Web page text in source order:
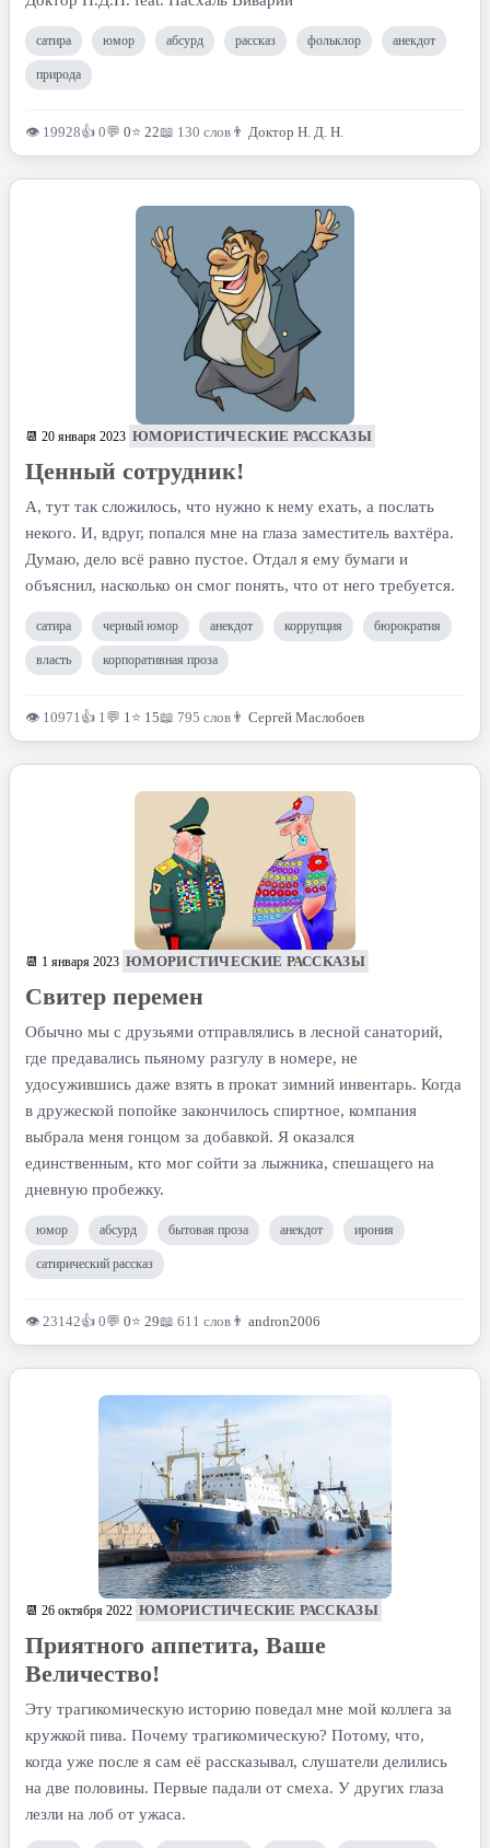
сатира юмор абсурд рассказ фольклор анекдот
природа
👁 19928👍 0💬 0⭐ 22📖 130 слов 👨 Доктор Н. Д. Н.
📆 20 января 2023 ЮМОРИСТИЧЕСКИЕ РАССКАЗЫ
Ценный сотрудник!
А, тут так сложилось, что нужно к нему ехать, а послать
некого. И, вдруг, попался мне на глаза заместитель вахтёра.
Думаю, дело всё равно пустое. Отдал я ему бумаги и
объяснил, насколько он смог понять, что от него требуется.
сатира черный юмор анекдот коррупция бюрократия
власть корпоративная проза
👁 10971👍 1💬 1⭐ 15📖 795 слов 👨 Сергей Маслобоев
📆 1 января 2023 ЮМОРИСТИЧЕСКИЕ РАССКАЗЫ
Свитер перемен
Обычно мы с друзьями отправлялись в лесной санаторий,
где предавались пьяному разгулу в номере, не
удосужившись даже взять в прокат зимний инвентарь. Когда
в дружеской попойке закончилось спиртное, компания
выбрала меня гонцом за добавкой. Я оказался
единственным, кто мог сойти за лыжника, спешащего на
дневную пробежку.
юмор абсурд бытовая проза анекдот ирония
сатирический рассказ
👁 23142👍 0💬 0⭐ 29📖 611 слов 👨 andron2006
📆 26 октября 2022 ЮМОРИСТИЧЕСКИЕ РАССКАЗЫ
Приятного аппетита, Ваше
Величество!
Эту трагикомическую историю поведал мне мой коллега за
кружкой пива. Почему трагикомическую? Потому, что,
когда уже после я сам её рассказывал, слушатели делились
на две половины. Первые падали от смеха. У других глаза
лезли на лоб от ужаса.